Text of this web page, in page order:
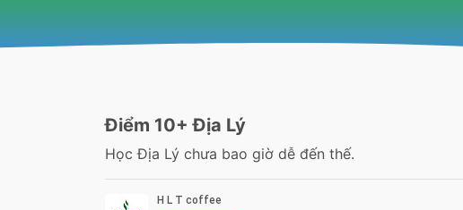
Điểm 10+ Địa Lý
Học Địa Lý chưa bao giờ dễ đến thế.